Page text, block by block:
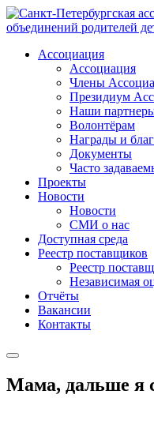
Ассоциация
Ассоциация
Члены
Президиум
Наши
Волонтёрам
Награды и
Документы
Часто
Проекты
Новости
Новости
СМИ о нас
Доступная среда
Реестр поставщиков
Реестр
Независимая
Отчёты
Вакансии
Контакты
Мама, дальше я